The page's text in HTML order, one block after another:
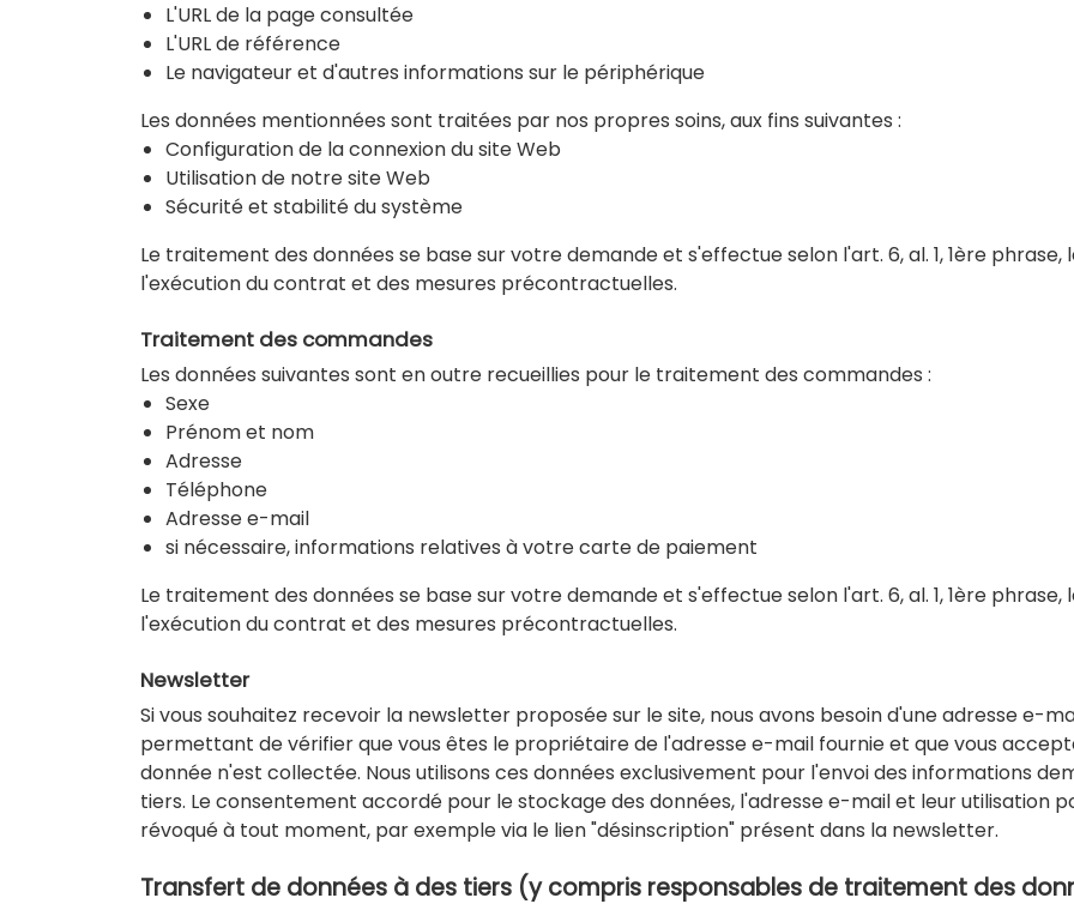
L'URL de la page consultée
L'URL de référence
Le navigateur et d'autres informations sur le périphérique
Les données mentionnées sont traitées par nos propres soins, aux fins suivantes :
Configuration de la connexion du site Web
Utilisation de notre site Web
Sécurité et stabilité du système
Le traitement des données se base sur votre demande et s'effectue selon l'art. 6, al. 1, 1ère phrase,
l'exécution du contrat et des mesures précontractuelles.
Traitement des commandes
Les données suivantes sont en outre recueillies pour le traitement des commandes :
Sexe
Prénom et nom
Adresse
Téléphone
Adresse e-mail
si nécessaire, informations relatives à votre carte de paiement
Le traitement des données se base sur votre demande et s'effectue selon l'art. 6, al. 1, 1ère phrase,
l'exécution du contrat et des mesures précontractuelles.
Newsletter
Si vous souhaitez recevoir la newsletter proposée sur le site, nous avons besoin d'une adresse e-
permettant de vérifier que vous êtes le propriétaire de l'adresse e-mail fournie et que vous
donnée n'est collectée. Nous utilisons ces données exclusivement pour l'envoi des informations
tiers. Le consentement accordé pour le stockage des données, l'adresse e-mail et leur utilisation
révoqué à tout moment, par exemple via le lien "désinscription" présent dans la newsletter.
Transfert de données à des tiers (y compris responsables de traitement des